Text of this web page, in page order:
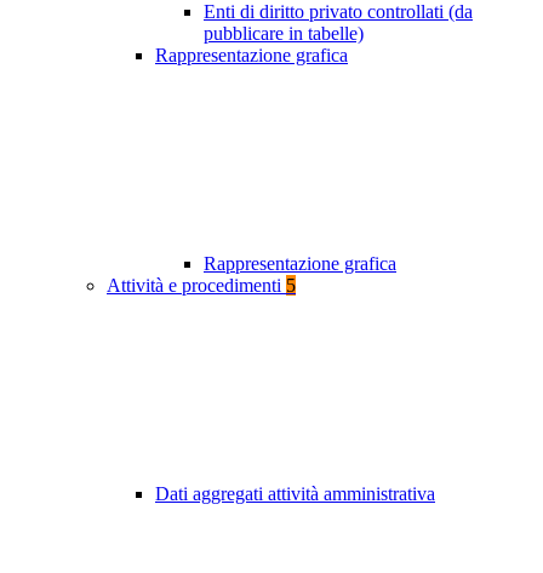
Enti di diritto privato controllati (da
pubblicare in tabelle)
Rappresentazione grafica
Rappresentazione grafica
Attività e procedimenti 5
Dati aggregati attività amministrativa